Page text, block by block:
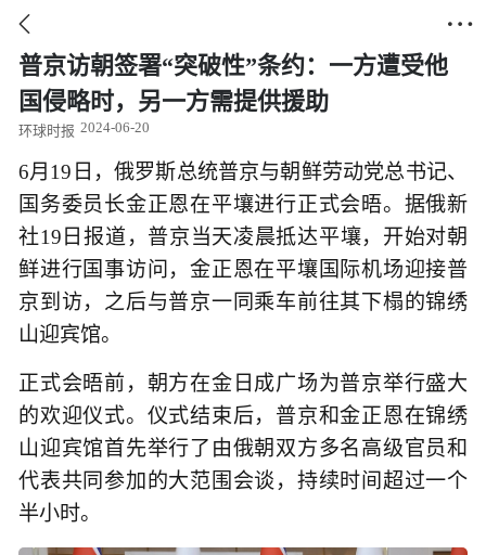
 
普京访朝签署“突破性”条约：一方遭受他
国侵略时，另一方需提供援助
环球时报 2024-06-20
6月19日，俄罗斯总统普京与朝鲜劳动党总书记、
国务委员长金正恩在平壤进行正式会晤。据俄新
社19日报道，普京当天凌晨抵达平壤，开始对朝
鲜进行国事访问，金正恩在平壤国际机场迎接普
京到访，之后与普京一同乘车前往其下榻的锦绣
山迎宾馆。
正式会晤前，朝方在金日成广场为普京举行盛大
的欢迎仪式。仪式结束后，普京和金正恩在锦绣
山迎宾馆首先举行了由俄朝双方多名高级官员和
代表共同参加的大范围会谈，持续时间超过一个
半小时。